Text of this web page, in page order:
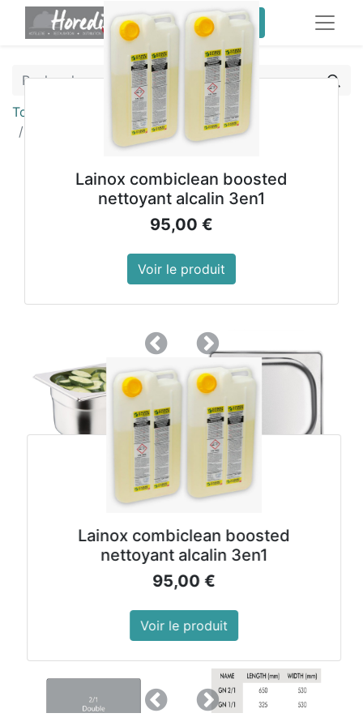
service client pro
Tous les produits
Bac Gastronorme inox GN 1/6 100mm Vogue
Lainox combiclean boosted
nettoyant alcalin 3en1
95,00 €
Voir le produit
PrécedentSuivant
Lainox combiclean boosted
nettoyant alcalin 3en1
95,00€
Voir le produit
PrécedentSuivant